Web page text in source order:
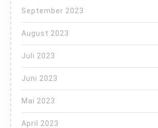
September 2023
August 2023
Juli 2023
Juni 2023
Mai 2023
April 2023